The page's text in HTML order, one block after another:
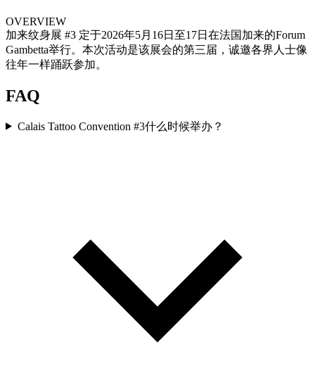
OVERVIEW
加来纹身展 #3 定于2026年5月16日至17日在法国加来的Forum
Gambetta举行。本次活动是该展会的第三届，诚邀各界人士像
往年一样踊跃参加。
FAQ
Calais Tattoo Convention #3什么时候举办？